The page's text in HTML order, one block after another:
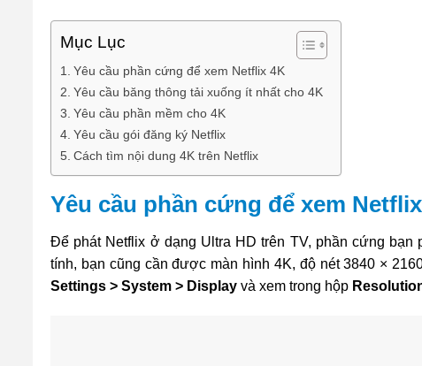
Mục Lục
Yêu cầu phần cứng để xem Netflix 4K
Yêu cầu băng thông tải xuống ít nhất cho 4K
Yêu cầu phần mềm cho 4K
Yêu cầu gói đăng ký Netflix
Cách tìm nội dung 4K trên Netflix
Yêu cầu phần cứng để xem
Để phát Netflix ở dạng Ultra HD trên TV, phần cứng bạn
tính, bạn cũng cần được màn hình 4K, độ nét 3840 ×
Settings > System > Display và xem trong hộp